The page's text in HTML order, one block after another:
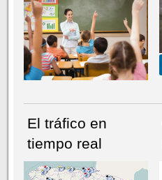
El tráfico en
tiempo real